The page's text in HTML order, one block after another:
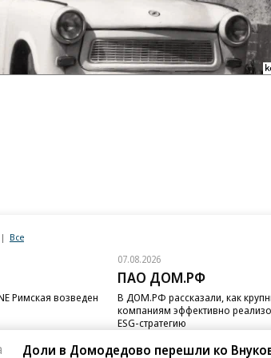
Все
Римская возведен
07.08.2026
ПАО ДОМ.РФ
В ДОМ.РФ рассказали, как
компаниям эффективно
ESG-стратегию
Доли в Домодедово перешли ко